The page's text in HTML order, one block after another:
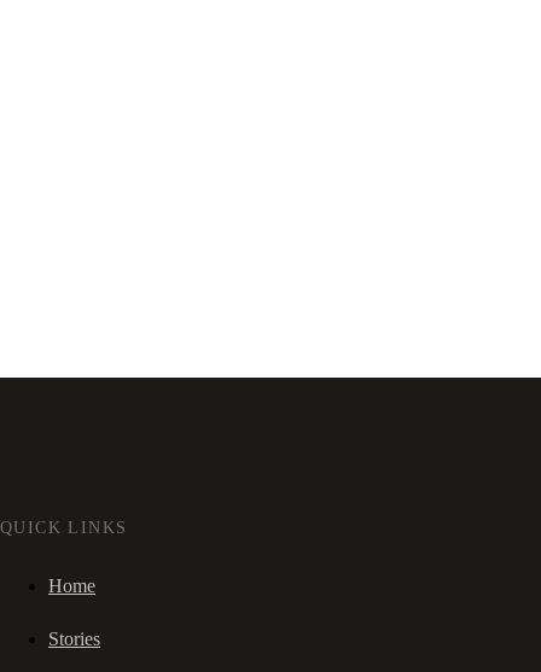
QUICK LINKS
Home
Stories